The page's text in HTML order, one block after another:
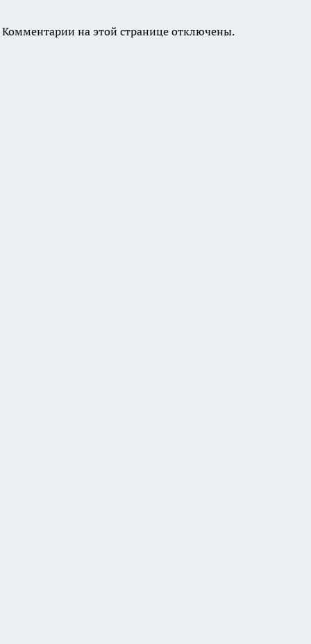
Комментарии на этой странице отключены.